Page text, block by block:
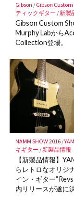
Gibson / Gibson Custom
ティックギター /新製
Gibson Custom
Murphy Labから
Collection登場。
NAMM SHOW 2016/
キギター /新製品情報
【新製品情報】
らレトロなオリジ
イン・ギター
内リリースが遂に